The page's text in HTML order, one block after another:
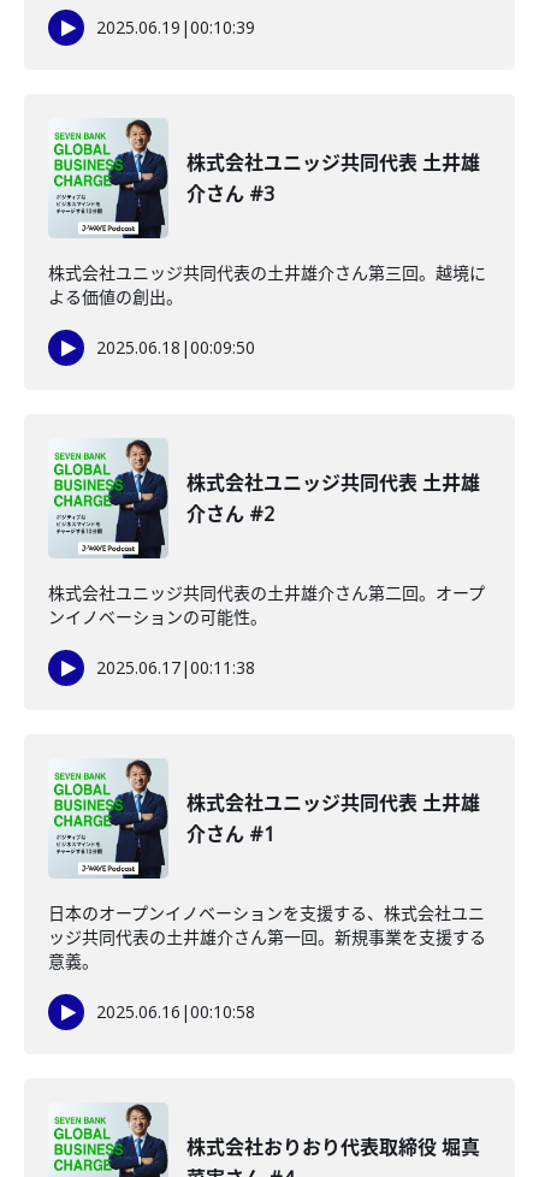
2025.06.19 |00:10:39
株式会社ユニッジ共同代表 土井雄
介さん #3
株式会社ユニッジ共同代表の土井雄介さん第三回。越境に
よる価値の創出。
2025.06.18 |00:09:50
株式会社ユニッジ共同代表 土井雄
介さん #2
株式会社ユニッジ共同代表の土井雄介さん第二回。オープ
ンイノベーションの可能性。
2025.06.17|00:11:38
株式会社ユニッジ共同代表 土井雄
介さん #1
日本のオープンイノベーションを支援する、株式会社ユニ
ッジ共同代表の土井雄介さん第一回。新規事業を支援する
意義。
2025.06.16 |00:10:58
株式会社おりおり代表取締役 堀真